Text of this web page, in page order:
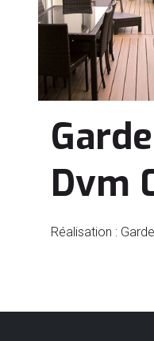
Dvm
Réalisation :